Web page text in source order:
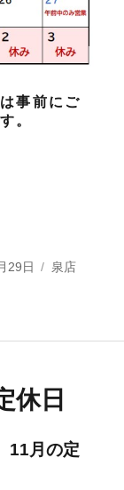
事前にご
。
29日
カ
泉店
休日
11月の定